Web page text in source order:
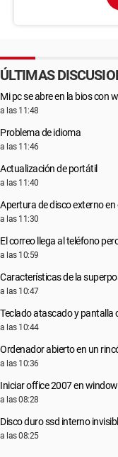
ÚLTIMAS
Mi pc se abre en la bios con
a las 11:48
Problema de idioma
a las 11:46
Actualización de portátil
a las 11:40
Apertura de disco externo
a las 11:30
El correo llega al teléfono
a las 10:59
Características de la
a las 10:47
Teclado atascado y pantalla
a las 10:44
Ordenador abierto en un
a las 10:36
Iniciar office 2007 en
a las 08:28
Disco duro ssd interno
a las 08:25